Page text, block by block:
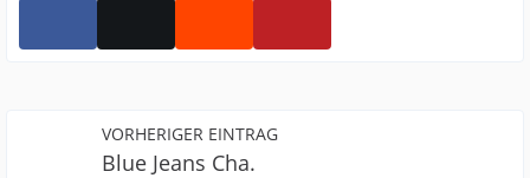
VORHERIGER EINTRAG
Blue Jeans Cha.